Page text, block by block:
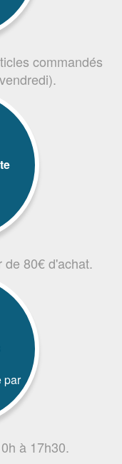
commandés
80€ d'achat.
par
à 17h30.